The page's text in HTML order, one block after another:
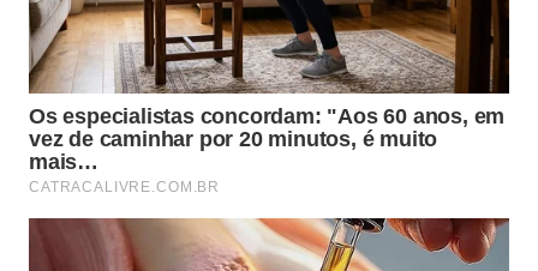
Algumas espécies respondem melhor à combinação
de barreira física e reforço de cálcio no solo.
Hortaliças de fruto e folhosas sensíveis a lesmas
tendem a mostrar resultados mais visíveis, assim
como plantas ornamentais cultivadas em canteiros
úmidos ou sombreados.
Para orientar o uso no dia a dia, vale conhecer
alguns grupos de plantas em que o aproveitamento